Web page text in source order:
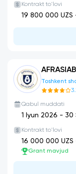
Kontrakt to'lovi
19 800 000 UZS
Toshkent
Qabul muddati
1 Iyun 2026 - 30
Kontrakt to'lovi
16 000 000 UZS
Grant mavjud